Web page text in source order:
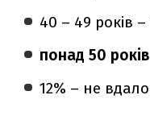
40 – 49 років –
понад 50
12% – не